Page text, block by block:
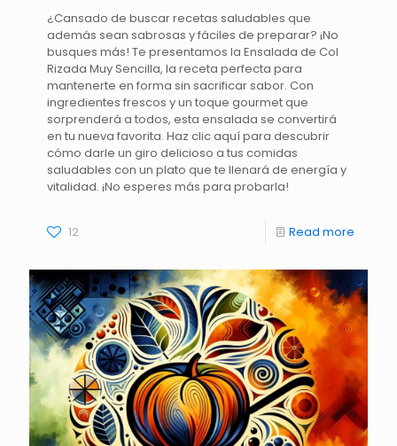
¿Cansado de buscar recetas saludables que
además sean sabrosas y fáciles de preparar? ¡No
busques más! Te presentamos la Ensalada de Col
Rizada Muy Sencilla, la receta perfecta para
mantenerte en forma sin sacrificar sabor. Con
ingredientes frescos y un toque gourmet que
sorprenderá a todos, esta ensalada se convertirá
en tu nueva favorita. Haz clic aquí para descubrir
cómo darle un giro delicioso a tus comidas
saludables con un plato que te llenará de energía y
vitalidad. ¡No esperes más para probarla!
12 Read more